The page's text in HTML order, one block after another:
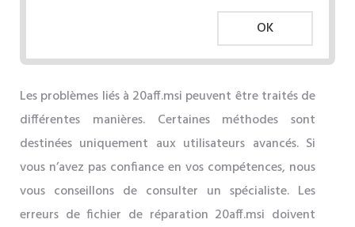
OK
Les problèmes liés à 20aff.msi peuvent être traités de
différentes manières. Certaines méthodes sont
destinées uniquement aux utilisateurs avancés. Si
vous n’avez pas confiance en vos compétences, nous
vous conseillons de consulter un spécialiste. Les
erreurs de fichier de réparation 20aff.msi doivent